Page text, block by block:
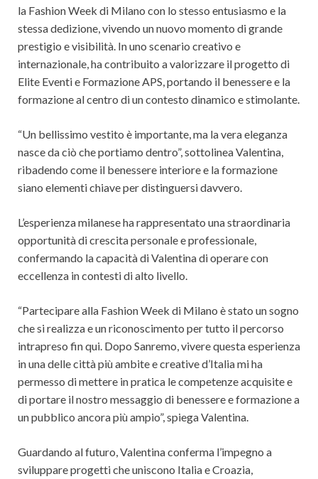
la Fashion Week di Milano con lo stesso entusiasmo e la
stessa dedizione, vivendo un nuovo momento di grande
prestigio e visibilità. In uno scenario creativo e
internazionale, ha contribuito a valorizzare il progetto di
Elite Eventi e Formazione APS, portando il benessere e la
formazione al centro di un contesto dinamico e stimolante.
“Un bellissimo vestito è importante, ma la vera eleganza
nasce da ciò che portiamo dentro”, sottolinea Valentina,
ribadendo come il benessere interiore e la formazione
siano elementi chiave per distinguersi davvero.
L’esperienza milanese ha rappresentato una straordinaria
opportunità di crescita personale e professionale,
confermando la capacità di Valentina di operare con
eccellenza in contesti di alto livello.
“Partecipare alla Fashion Week di Milano è stato un sogno
che si realizza e un riconoscimento per tutto il percorso
intrapreso fin qui. Dopo Sanremo, vivere questa esperienza
in una delle città più ambite e creative d’Italia mi ha
permesso di mettere in pratica le competenze acquisite e
di portare il nostro messaggio di benessere e formazione a
un pubblico ancora più ampio”, spiega Valentina.
Guardando al futuro, Valentina conferma l’impegno a
sviluppare progetti che uniscono Italia e Croazia,